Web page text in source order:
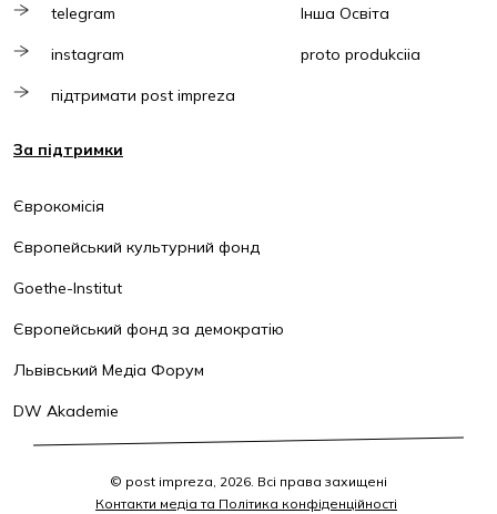
telegram
instagram
підтримати post impreza
Інша Освіта
proto produkciia
За підтримки
Єврокомісія
Європейський культурний фонд
Goethe-Institut
Європейський фонд за демократію
Львівський Медіа Форум
DW Akademie
© post impreza, 2026. Всі права захищені
Контакти медіа та Політика конфіденційності